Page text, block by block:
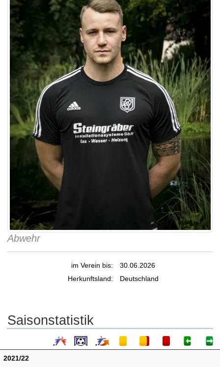
Abwehr
im Verein bis:
30.06.2026
Herkunftsland:
Deutschland
Saisonstatistik
2021/22